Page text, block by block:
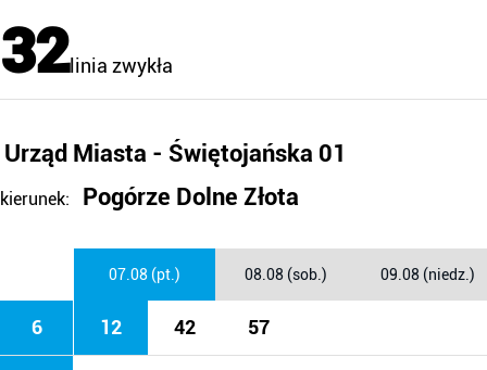
32linia zwykła
Urząd Miasta - Świętojańska 01
kierunek: Pogórze Dolne Złota
07.08 (pt.) 08.08 (sob.) 09.08 (niedz.)
6 12 42 57